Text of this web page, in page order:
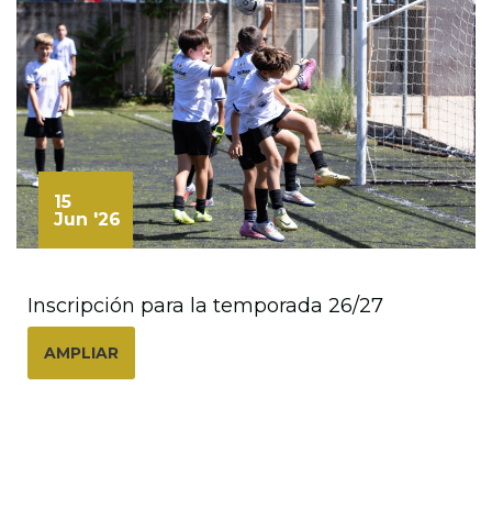
15
Jun '26
Inscripción para la temporada 26/27
AMPLIAR